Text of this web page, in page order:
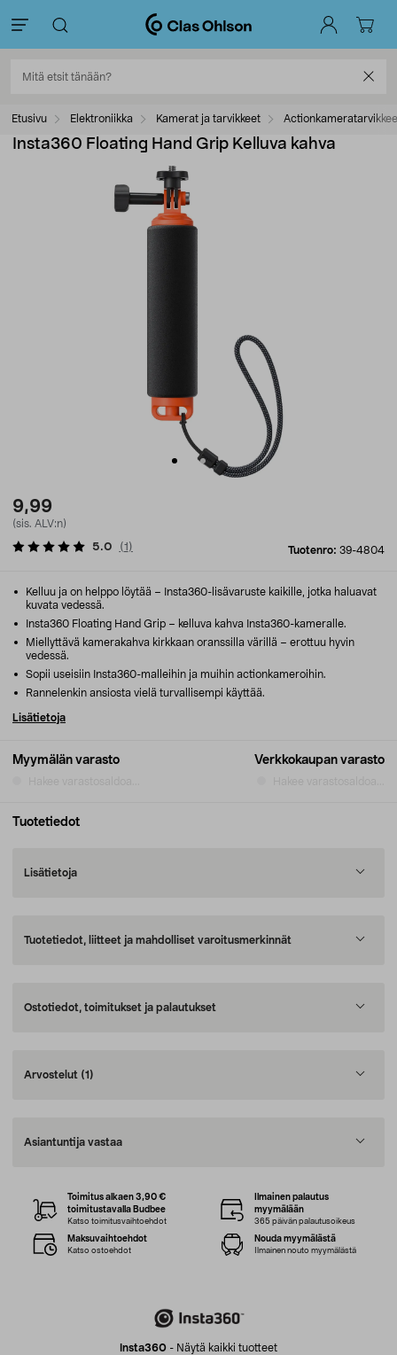
Etusivu Elektroniikka Kamerat ja tarvikkeet
Insta360 Floating Hand Grip Kelluva kahva
9,99
(sis. ALV:n)
Tuotenro: 39-4804
5.0 (1 )
Myymälän varasto Verkkokaupan varasto
Kelluu ja on helppo löytää – Insta360-lisävaruste kaikille, jotka haluavat
kuvata vedessä.
Insta360 Floating Hand Grip – kelluva kahva Insta360-kameralle.
Miellyttävä kamerakahva kirkkaan oranssilla värillä – erottuu hyvin
vedessä.
Sopii useisiin Insta360-malleihin ja muihin actionkameroihin.
Rannelenkin ansiosta vielä turvallisempi käyttää.
Lisätietoja
Tuotetiedot
Lisätietoja
Tuotetiedot, liitteet ja mahdolliset varoitusmerkinnät
Ostotiedot, toimitukset ja palautukset
Arvostelut (1)
Asiantuntija vastaa
Insta360 - Näytä kaikki tuotteet
Toimitus alkaen 3,90 €
toimitustavalla Budbee
Katso toimitusvaihtoehdot
Ilmainen palautus
myymälään
365 päivän palautusoikeus
Maksuvaihtoehdot
Katso ostoehdot
Nouda myymälästä
Ilmainen nouto myymälästä